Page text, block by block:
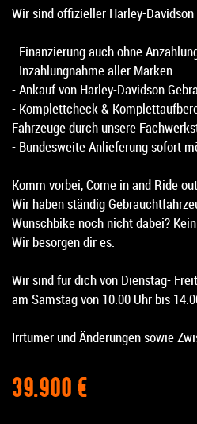
Wir sind offizieller Harley-Davidson
- Finanzierung auch ohne
- Inzahlungnahme aller Marken.
- Ankauf von Harley-Davidson
- Komplettcheck &
Fahrzeuge durch unsere
- Bundesweite Anlieferung sofort
Komm vorbei, Come in and Ride
Wir haben ständig
Wunschbike noch nicht dabei?
Wir besorgen dir es.
Wir sind für dich von Dienstag-
am Samstag von 10.00 Uhr bis
Irrtümer und Änderungen sowie
39.900 €